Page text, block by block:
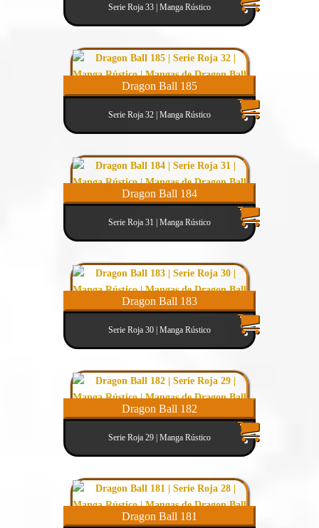
Serie Roja 33 | Manga Rústico
Dragon Ball 185
Serie Roja 32 | Manga Rústico
Dragon Ball 184
Serie Roja 31 | Manga Rústico
Dragon Ball 183
Serie Roja 30 | Manga Rústico
Dragon Ball 182
Serie Roja 29 | Manga Rústico
Dragon Ball 181